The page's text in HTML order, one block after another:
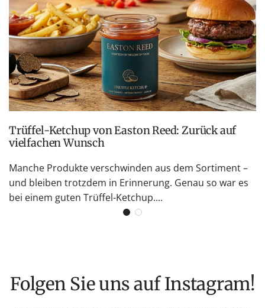
Trüffel-Ketchup von Easton Reed: Zurück auf
vielfachen Wunsch
Manche Produkte verschwinden aus dem Sortiment –
und bleiben trotzdem in Erinnerung. Genau so war es
bei einem guten Trüffel-Ketchup....
Folgen Sie uns auf Instagram!